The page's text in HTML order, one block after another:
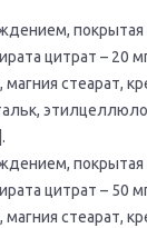
покрытая
цитрат – 20
стеарат,
покрытая
цитрат – 50
стеарат,